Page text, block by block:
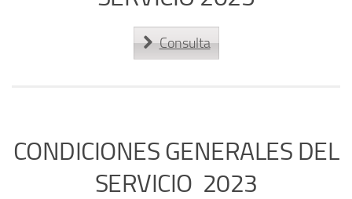
Consulta
CONDICIONES GENERALES DEL
SERVICIO 2023